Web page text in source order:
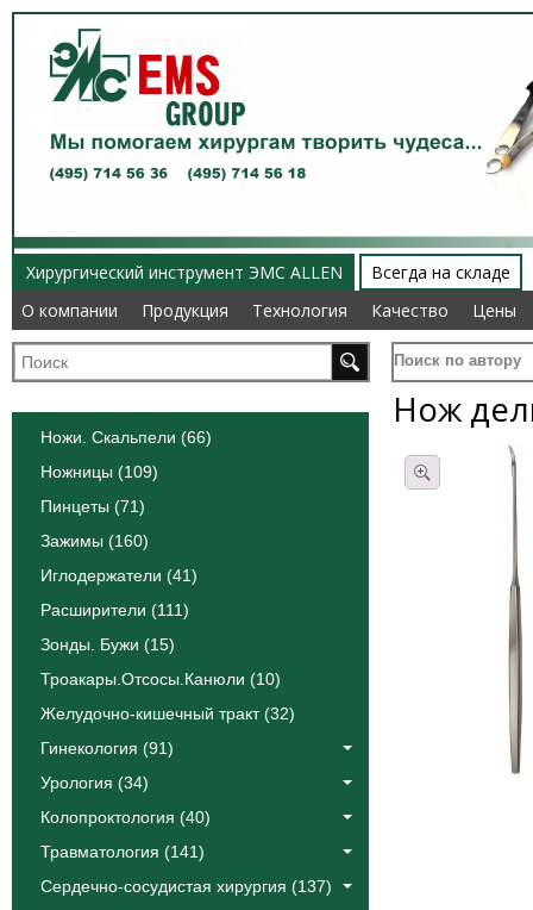
Хирургический инструмент ЭМС ALLEN
О компании
Продукция Технология Качество Цены
Всегда на складе
О компании
Продукция Технология Качество Цены
Поиск по автору
Ножи. Скальпели (66)
Ножницы (109)
Пинцеты (71)
Зажимы (160)
Иглодержатели (41)
Расширители (111)
Зонды. Бужи (15)
Троакары.Отсосы.Канюли (10)
Желудочно-кишечный тракт (32)
Гинекология (91)
Урология (34)
Колопроктология (40)
Травматология (141)
Сердечно-сосудистая хирургия (137)
Нож